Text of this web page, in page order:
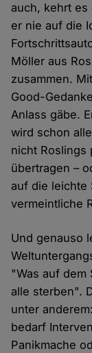
auch, kehrt es
er nie auf die
Möller aus
zusammen.
Good-
Anlass gäbe.
wird schon
nicht Roslings
übertragen –
auf die leichte
vermeintliche
Und genauso
"Was auf
alle sterben".
unter
bedarf
Panikmache